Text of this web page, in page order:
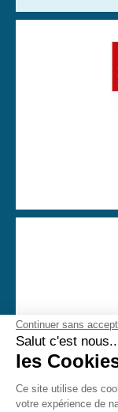
Continuer sans
Salut c'est
les
Ce site utilise des
votre expérience de
Avec la